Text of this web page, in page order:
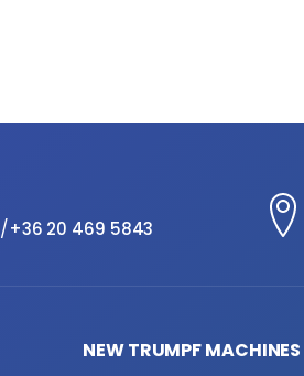
/+36 20 469 5843
NEW TRUMPF MACHINES